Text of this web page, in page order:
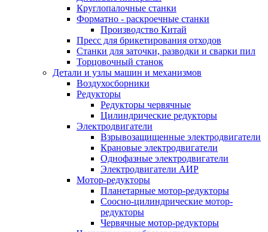
Круглопалочные станки
Форматно - раскроечные станки
Производство Китай
Пресс для брикетирования отходов
Станки для заточки, разводки и сварки пил
Торцовочный станок
Детали и узлы машин и механизмов
Воздухосборники
Редукторы
Редукторы червячные
Цилиндрические редукторы
Электродвигатели
Взрывозащищенные электродвигатели
Крановые электродвигатели
Однофазные электродвигатели
Электродвигатели АИР
Мотор-редукторы
Планетарные мотор-редукторы
Соосно-цилиндрические мотор-
редукторы
Червячные мотор-редукторы